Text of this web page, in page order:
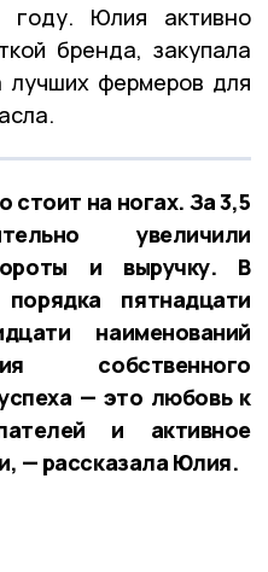
Юлия активно
бренда, закупала
лучших фермеров для
на ногах. За 3,5
увеличили
и выручку. В
пятнадцати
наименований
собственного
— это любовь к
и активное
— рассказала Юлия.